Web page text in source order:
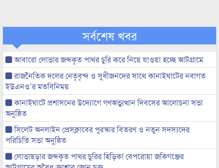
সর্বশেষ খবর
আবারো লোভার জব্দকৃত পাথর চুরি করে নিয়ে যাওয়া হচ্ছে আটগ্রামে
রাজনৈতিক দলের নেতৃবৃন্দ ও সুধীজনদের সাথে কানাইঘাটের নবাগত
ইউএনও’র মতবিনিময়
কানাইঘাটে প্রশাসনের উদ্যোগে গণঅভ্যুত্থান দিবসের আলোচনা সভা
অনুষ্ঠিত
সিলেট অনলাইন প্রেসক্লাবের পুরস্কার বিতরণ ও নতুন সদস্যদের
পরিচিতি সভা অনুষ্ঠিত
লোভাছড়ার জব্দকৃত পাথর চুরির হিড়িক! বেপরোয়া জকিগঞ্জের